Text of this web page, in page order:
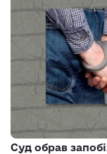
Суд обрав